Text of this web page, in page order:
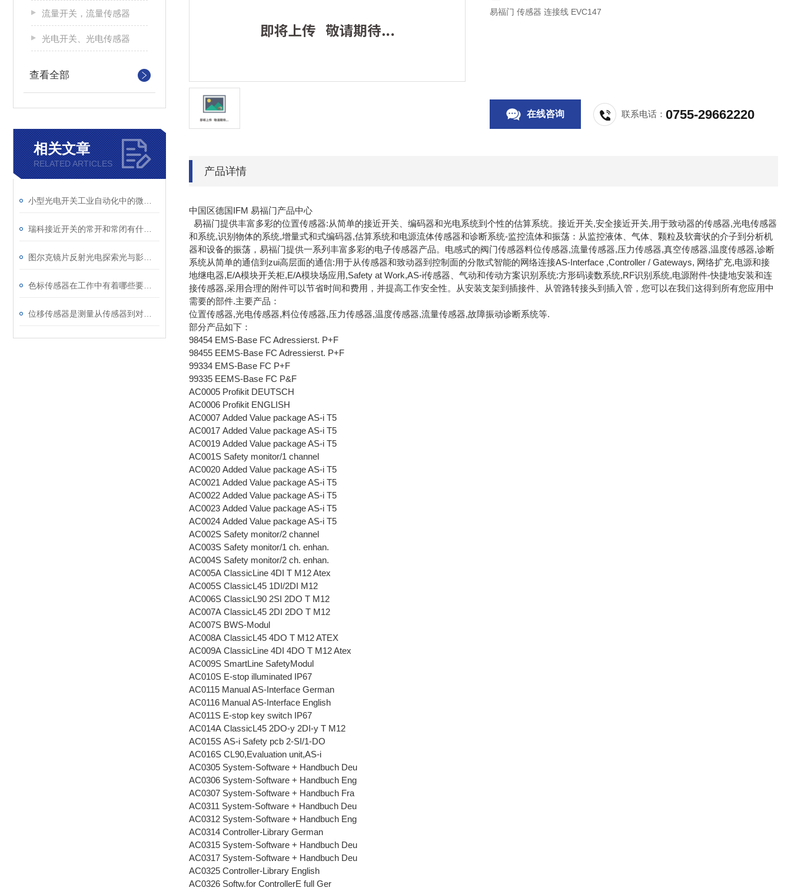
流量开关，流量传感器
光电开关、光电传感器
查看全部
相关文章
RELATED ARTICLES
易福门 传感器 连接线 EVC147
在线咨询 联系电话：0755-29662220
产品详情
中国区德国IFM 易福门产品中心
易福门提供丰富多彩的位置传感器:从简单的接近开关、编码器和光电系统到个性的估算系统。接近开关,安全接近开关,用于致动器的传感器,光电传感器
和系统,识别物体的系统,增量式和式编码器,估算系统和电源流体传感器和诊断系统-监控流体和振荡：从监控液体、气体、颗粒及软膏状的介子到分析机
器和设备的振荡，易福门提供一系列丰富多彩的电子传感器产品。电感式的阀门传感器料位传感器,流量传感器,压力传感器,真空传感器,温度传感器,诊断
系统从简单的通信到zui高层面的通信:用于从传感器和致动器到控制面的分散式智能的网络连接AS-Interface ,Controller / Gateways, 网络扩充,电源和接
地继电器,E/A模块开关柜,E/A模块场应用,Safety at Work,AS-i传感器、气动和传动方案识别系统:方形码读数系统,RF识别系统,电源附件-快捷地安装和连
接传感器,采用合理的附件可以节省时间和费用，并提高工作安全性。从安装支架到插接件、从管路转接头到插入管，您可以在我们这得到所有您应用中
需要的部件.主要产品：
位置传感器,光电传感器,料位传感器,压力传感器,温度传感器,流量传感器,故障振动诊断系统等.
部分产品如下：
98454 EMS-Base FC Adressierst. P+F
98455 EEMS-Base FC Adressierst. P+F
99334 EMS-Base FC P+F
99335 EEMS-Base FC P&F
AC0005 Profikit DEUTSCH
AC0006 Profikit ENGLISH
AC0007 Added Value package AS-i T5
AC0017 Added Value package AS-i T5
AC0019 Added Value package AS-i T5
AC001S Safety monitor/1 channel
AC0020 Added Value package AS-i T5
AC0021 Added Value package AS-i T5
AC0022 Added Value package AS-i T5
AC0023 Added Value package AS-i T5
AC0024 Added Value package AS-i T5
AC002S Safety monitor/2 channel
AC003S Safety monitor/1 ch. enhan.
AC004S Safety monitor/2 ch. enhan.
AC005A ClassicLine 4DI T M12 Atex
AC005S ClassicL45 1DI/2DI M12
AC006S ClassicL90 2SI 2DO T M12
AC007A ClassicL45 2DI 2DO T M12
AC007S BWS-Modul
AC008A ClassicL45 4DO T M12 ATEX
AC009A ClassicLine 4DI 4DO T M12 Atex
AC009S SmartLine SafetyModul
AC010S E-stop illuminated IP67
AC0115 Manual AS-Interface German
AC0116 Manual AS-Interface English
AC011S E-stop key switch IP67
AC014A ClassicL45 2DO-y 2DI-y T M12
AC015S AS-i Safety pcb 2-SI/1-DO
AC016S CL90,Evaluation unit,AS-i
AC0305 System-Software + Handbuch Deu
AC0306 System-Software + Handbuch Eng
AC0307 System-Software + Handbuch Fra
AC0311 System-Software + Handbuch Deu
AC0312 System-Software + Handbuch Eng
AC0314 Controller-Library German
AC0315 System-Software + Handbuch Deu
AC0317 System-Software + Handbuch Deu
AC0325 Controller-Library English
AC0326 Softw.for ControllerE full Ger